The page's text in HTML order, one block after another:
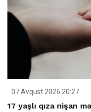
07 Avqust 2026 20:27
17 yaşlı qıza nişan